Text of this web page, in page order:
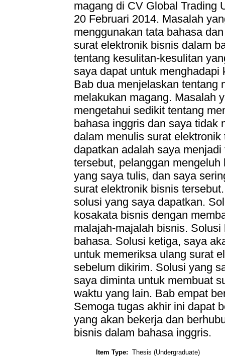
magang di CV Global Trading
20 Februari 2014. Masalah
menggunakan tata bahasa
surat elektronik bisnis dalam
tentang kesulitan-kesulitan
saya dapat untuk
Bab dua menjelaskan tentang
melakukan magang. Masalah
mengetahui sedikit tentang
bahasa inggris dan saya tidak
dalam menulis surat
dapatkan adalah saya
tersebut, pelanggan
yang saya tulis, dan saya
surat elektronik bisnis
solusi yang saya dapatkan.
kosakata bisnis dengan
malajah-majalah bisnis.
bahasa. Solusi ketiga, saya
untuk memeriksa ulang surat
sebelum dikirim. Solusi yang
saya diminta untuk membuat
waktu yang lain. Bab empat
Semoga tugas akhir ini dapat
yang akan bekerja dan
bisnis dalam bahasa inggris.
Item Type: Thesis (Undergraduate)